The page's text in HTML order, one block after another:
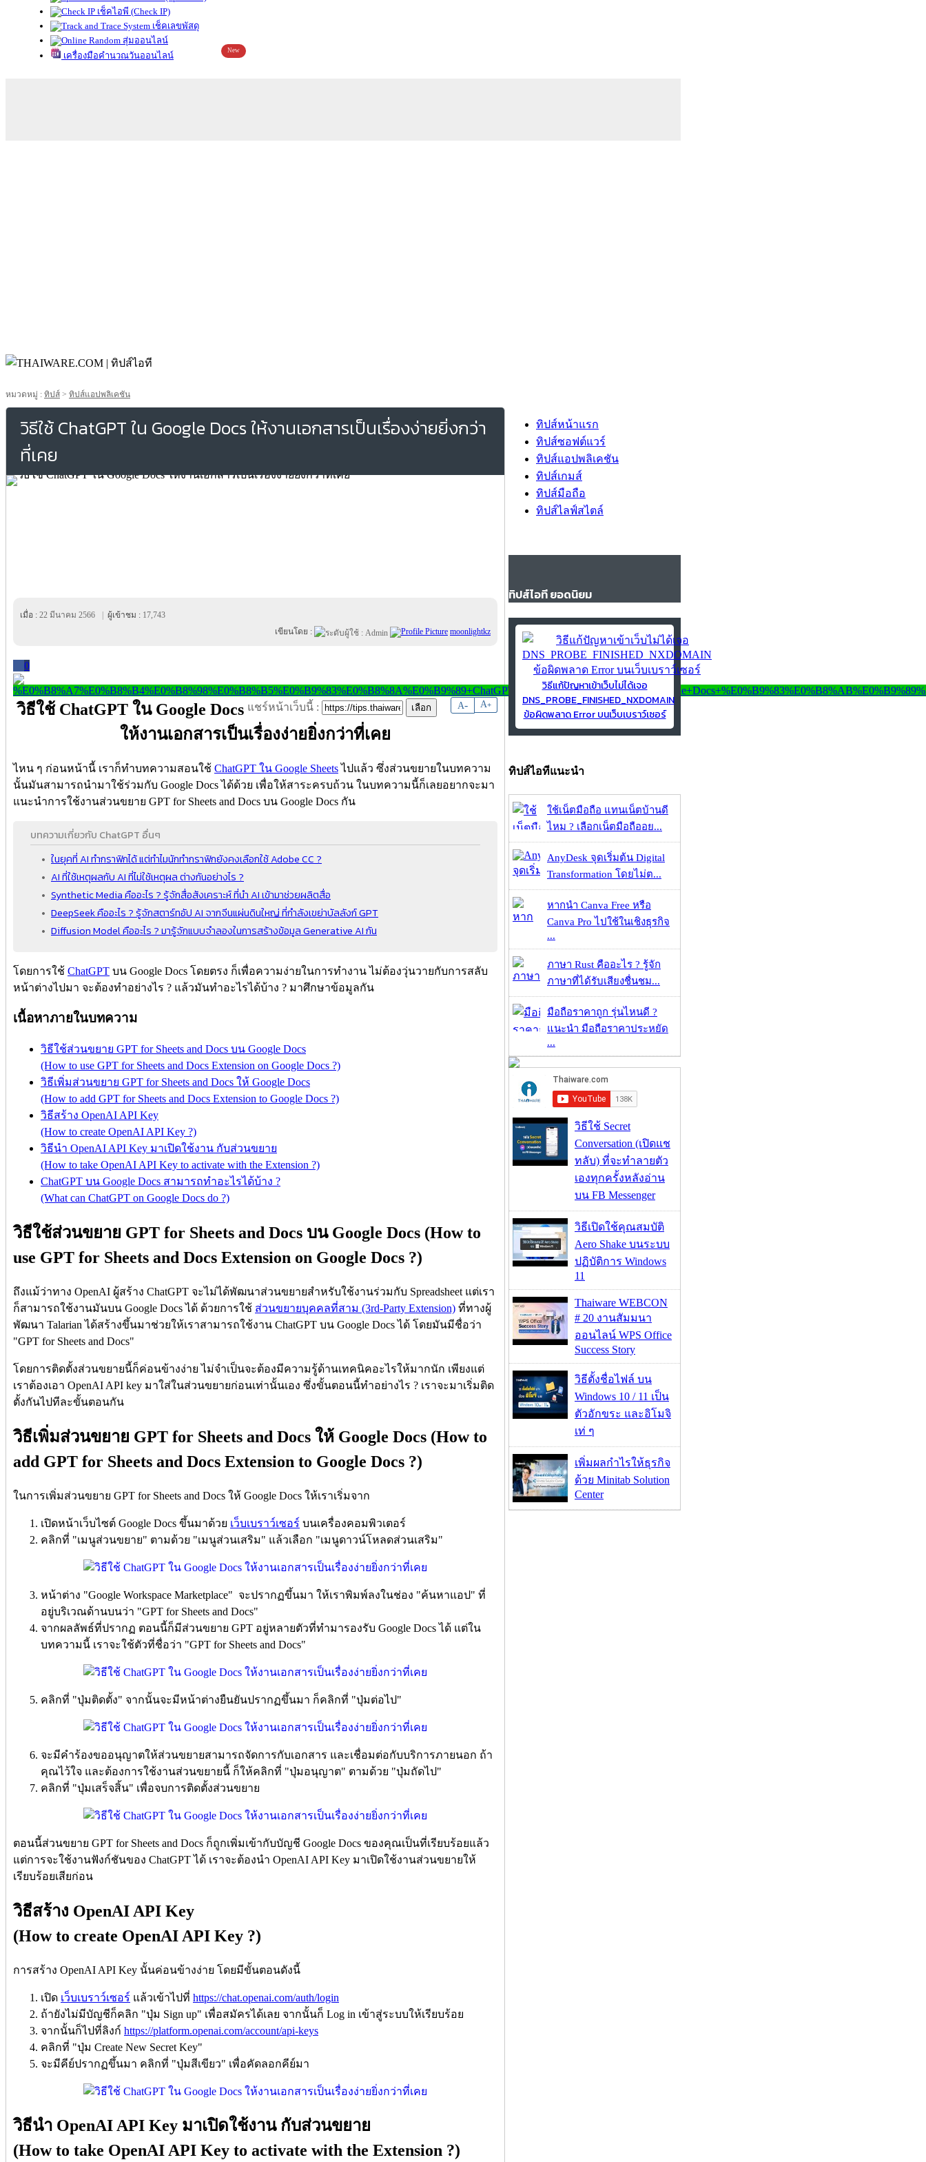
เช็คไอพี (Check IP)
เช็คเลขพัสดุ
สุ่มออนไลน์
เครื่องมือคำนวณวันออนไลน์
New
หมวดหมู่ : ทิปส์ > ทิปส์แอปพลิเคชัน
วิธีใช้ ChatGPT ใน Google Docs ให้งานเอกสารเป็นเรื่องง่ายยิ่งกว่า
ที่เคย
เมื่อ : 22 มีนาคม 2566 ผู้เข้าชม : 17,743
เขียนโดย :
moonlightkz
0
A- A+
แชร์หน้าเว็บนี้ :
วิธีใช้ ChatGPT ใน Google Docs
ให้งานเอกสารเป็นเรื่องง่ายยิ่งกว่าที่เคย
ไหน ๆ ก่อนหน้านี้ เราก็ทำบทความสอนใช้ ChatGPT ใน Google Sheetsไปแล้ว ซึ่งส่วนขยายในบทความ
นั้นมันสามารถนำมาใช้ร่วมกับ Google Docs ได้ด้วย เพื่อให้สาระครบถ้วน ในบทความนี้ก็เลยอยากจะมา
แนะนำการใช้งานส่วนขยาย GPT for Sheets and Docs บน Google Docs กัน
บทความเกี่ยวกับ ChatGPT อื่นๆ
ในยุคที่ AI ทำกราฟิกได้ แต่ทำไมนักทำกราฟิกยังคงเลือกใช้ Adobe CC ?
AI ที่ใช้เหตุผลกับ AI ที่ไม่ใช้เหตุผล ต่างกันอย่างไร ?
Synthetic Media คืออะไร ? รู้จักสื่อสังเคราะห์ ที่นำ AI เข้ามาช่วยผลิตสื่อ
DeepSeek คืออะไร ? รู้จักสตาร์ทอัป AI จากจีนแผ่นดินใหญ่ ที่กำลังเขย่าบัลลังก์ GPT
Diffusion Model คืออะไร ? มารู้จักแบบจำลองในการสร้างข้อมูล Generative AI กัน
โดยการใช้ ChatGPT บน Google Docs โดยตรง ก็เพื่อความง่ายในการทำงาน ไม่ต้องวุ่นวายกับการสลับ
หน้าต่างไปมา จะต้องทำอย่างไร ? แล้วมันทำอะไรได้บ้าง ? มาศึกษาข้อมูลกัน
เนื้อหาภายในบทความ
วิธีใช้ส่วนขยาย GPT for Sheets and Docs บน Google Docs
(How to use GPT for Sheets and Docs Extension on Google Docs ?)
วิธีเพิ่มส่วนขยาย GPT for Sheets and Docs ให้ Google Docs
(How to add GPT for Sheets and Docs Extension to Google Docs ?)
วิธีสร้าง OpenAI API Key
(How to create OpenAI API Key ?)
วิธีนำ OpenAI API Key มาเปิดใช้งาน กับส่วนขยาย
(How to take OpenAI API Key to activate with the Extension ?)
ChatGPT บน Google Docs สามารถทำอะไรได้บ้าง ?
(What can ChatGPT on Google Docs do ?)
วิธีใช้ส่วนขยาย GPT for Sheets and Docs บน Google Docs (How to
use GPT for Sheets and Docs Extension on Google Docs ?)
ถึงแม้ว่าทาง OpenAI ผู้สร้าง ChatGPT จะไม่ได้พัฒนาส่วนขยายสำหรับใช้งานร่วมกับ Spreadsheet แต่เรา
ก็สามารถใช้งานมันบน Google Docs ได้ ด้วยการใช้ ส่วนขยายบุคคลที่สาม (3rd-Party Extension) ที่ทางผู้
พัฒนา Talarian ได้สร้างขึ้นมาช่วยให้เราสามารถใช้งาน ChatGPT บน Google Docs ได้ โดยมันมีชื่อว่า
"GPT for Sheets and Docs"
โดยการติดตั้งส่วนขยายนี้ก็ค่อนข้างง่าย ไม่จำเป็นจะต้องมีความรู้ด้านเทคนิคอะไรให้มากนัก เพียงแต่
เราต้องเอา OpenAI API key มาใส่ในส่วนขยายก่อนเท่านั้นเอง ซึ่งขั้นตอนนี้ทำอย่างไร ? เราจะมาเริ่มติด
ตั้งกันไปทีละขั้นตอนกัน
วิธีเพิ่มส่วนขยาย GPT for Sheets and Docs ให้ Google Docs (How to
add GPT for Sheets and Docs Extension to Google Docs ?)
ในการเพิ่มส่วนขยาย GPT for Sheets and Docs ให้ Google Docs ให้เราเริ่มจาก
เปิดหน้าเว็บไซต์ Google Docs ขึ้นมาด้วย เว็บเบราว์เซอร์ บนเครื่องคอมพิวเตอร์
คลิกที่ "เมนูส่วนขยาย" ตามด้วย "เมนูส่วนเสริม" แล้วเลือก "เมนูดาวน์โหลดส่วนเสริม"
หน้าต่าง "Google Workspace Marketplace" จะปรากฏขึ้นมา ให้เราพิมพ์ลงในช่อง "ค้นหาแอป" ที่
อยู่บริเวณด้านบนว่า "GPT for Sheets and Docs"
จากผลลัพธ์ที่ปรากฏ ตอนนี้ก็มีส่วนขยาย GPT อยู่หลายตัวที่ทำมารองรับ Google Docs ได้ แต่ใน
บทความนี้ เราจะใช้ตัวที่ชื่อว่า "GPT for Sheets and Docs"
คลิกที่ "ปุ่มติดตั้ง" จากนั้นจะมีหน้าต่างยืนยันปรากฏขึ้นมา ก็คลิกที่ "ปุ่มต่อไป"
จะมีคำร้องขออนุญาตให้ส่วนขยายสามารถจัดการกับเอกสาร และเชื่อมต่อกับบริการภายนอก ถ้า
คุณไว้ใจ และต้องการใช้งานส่วนขยายนี้ ก็ให้คลิกที่ "ปุ่มอนุญาต" ตามด้วย "ปุ่มถัดไป"
คลิกที่ "ปุ่มเสร็จสิ้น" เพื่อจบการติดตั้งส่วนขยาย
ตอนนี้ส่วนขยาย GPT for Sheets and Docs ก็ถูกเพิ่มเข้ากับบัญชี Google Docs ของคุณเป็นที่เรียบร้อยแล้ว
แต่การจะใช้งานฟังก์ชันของ ChatGPT ได้ เราจะต้องนำ OpenAI API Key มาเปิดใช้งานส่วนขยายให้
เรียบร้อยเสียก่อน
วิธีสร้าง OpenAI API Key
(How to create OpenAI API Key ?)
การสร้าง OpenAI API Key นั้นค่อนข้างง่าย โดยมีขั้นตอนดังนี้
เปิด เว็บเบราว์เซอร์ แล้วเข้าไปที่ https://chat.openai.com/auth/login
ถ้ายังไม่มีบัญชีก็คลิก "ปุ่ม Sign up" เพื่อสมัครได้เลย จากนั้นก็ Log in เข้าสู่ระบบให้เรียบร้อย
จากนั้นก็ไปที่ลิงก์ https://platform.openai.com/account/api-keys
คลิกที่ "ปุ่ม Create New Secret Key"
จะมีคีย์ปรากฏขึ้นมา คลิกที่ "ปุ่มสีเขียว" เพื่อคัดลอกคีย์มา
วิธีนำ OpenAI API Key มาเปิดใช้งาน กับส่วนขยาย
(How to take OpenAI API Key to activate with the Extension ?)
ทิปส์หน้าแรก
ทิปส์ซอฟต์แวร์
ทิปส์แอปพลิเคชัน
ทิปส์เกมส์
ทิปส์มือถือ
ทิปส์ไลฟ์สไตล์
ทิปส์ไอที ยอดนิยม
วิธีแก้ปัญหาเข้าเว็บไม่ได้เจอ
DNS_PROBE_FINISHED_NXDOMAIN
ข้อผิดพลาด Error บนเว็บเบราว์เซอร์
ทิปส์ไอทีแนะนำ
ใช้เน็ตมือถือ แทนเน็ตบ้านดี
ไหม ? เลือกเน็ตมือถืออย...
AnyDesk จุดเริ่มต้น Digital
Transformation โดยไม่ต...
หากนำ Canva Free หรือ
Canva Pro ไปใช้ในเชิงธุรกิจ
...
ภาษา Rust คืออะไร ? รู้จัก
ภาษาที่ได้รับเสียงชื่นชม...
มือถือราคาถูก รุ่นไหนดี ?
แนะนำ มือถือราคาประหยัด
...
วิธีใช้ Secret
Conversation (เปิดแช
ทลับ) ที่จะทำลายตัว
เองทุกครั้งหลังอ่าน
บน FB Messenger
วิธีเปิดใช้คุณสมบัติ
Aero Shake บนระบบ
ปฏิบัติการ Windows
11
Thaiware WEBCON
# 20 งานสัมมนา
ออนไลน์ WPS Office
Success Story
วิธีตั้งชื่อไฟล์ บน
Windows 10 / 11 เป็น
ตัวอักขระ และอิโมจิ
เท่ ๆ
เพิ่มผลกำไรให้ธุรกิจ
ด้วย Minitab Solution
Center